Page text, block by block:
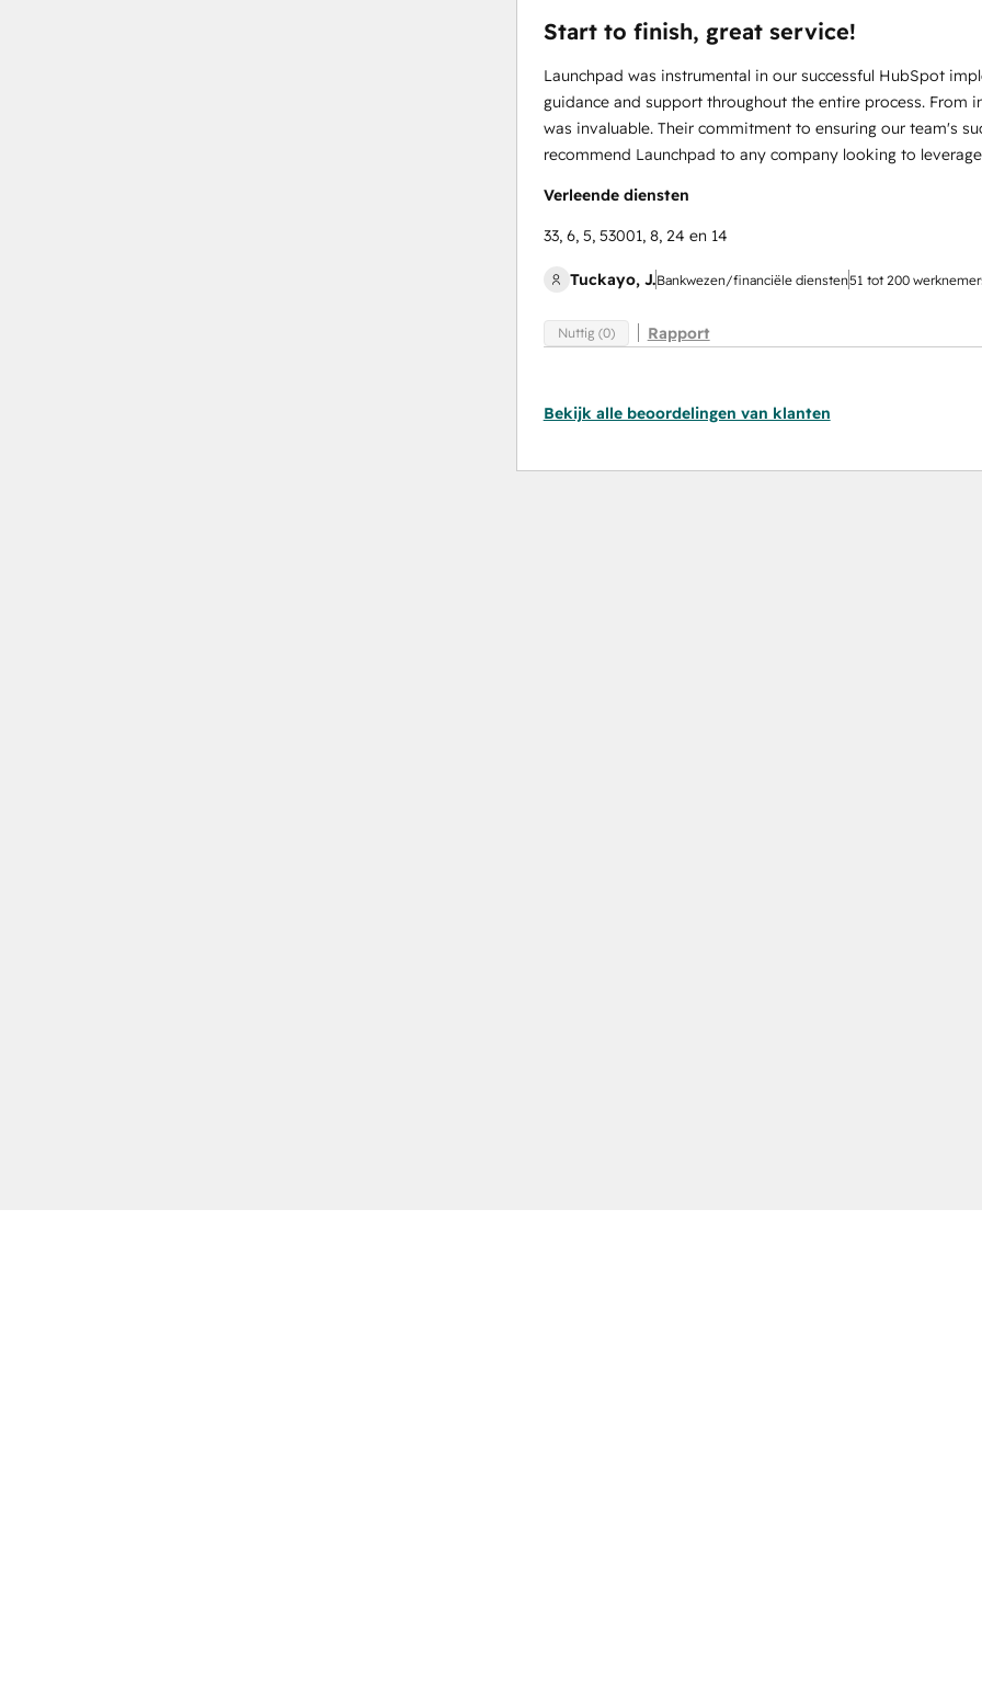
Start to finish, great service!
Launchpad was instrumental in our successful HubSpot
guidance and support throughout the entire process.
was invaluable. Their commitment to ensuring our team's
recommend Launchpad to any company looking to
Verleende diensten
33, 6, 5, 53001, 8, 24 en 14
Tuckayo, J.Bankwezen/financiële diensten51 tot 200
Nuttig (0) Rapport
Bekijk alle beoordelingen van klanten